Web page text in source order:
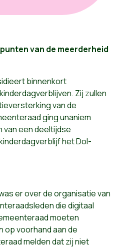
van de meerderheid
binnenkort
Zij zullen
van de
ging unaniem
van een deeltijdse
het Dol-
er over de organisatie van
die digitaal
moeten
op voorhand aan de
melden dat zij niet